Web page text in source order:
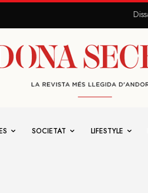
SOCIETAT LIFESTYLE